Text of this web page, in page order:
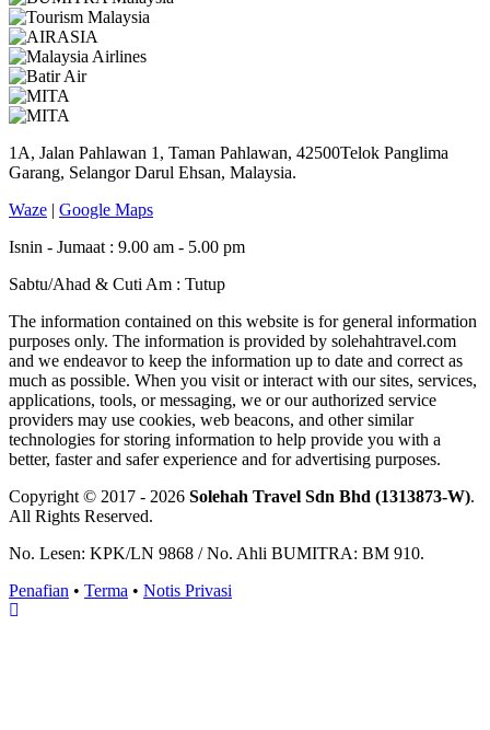
1A, Jalan Pahlawan 1, Taman Pahlawan, 42500Telok Panglima
Garang, Selangor Darul Ehsan, Malaysia.
Waze | Google Maps
Isnin - Jumaat : 9.00 am - 5.00 pm
Sabtu/Ahad & Cuti Am : Tutup
The information contained on this website is for general information
purposes only. The information is provided by solehahtravel.com
and we endeavor to keep the information up to date and correct as
much as possible. When you visit or interact with our sites, services,
applications, tools, or messaging, we or our authorized service
providers may use cookies, web beacons, and other similar
technologies for storing information to help provide you with a
better, faster and safer experience and for advertising purposes.
Copyright © 2017 - 2026 Solehah Travel Sdn Bhd (1313873-W).
All Rights Reserved.
No. Lesen: KPK/LN 9868 / No. Ahli BUMITRA: BM 910.
Penafian • Terma • Notis Privasi